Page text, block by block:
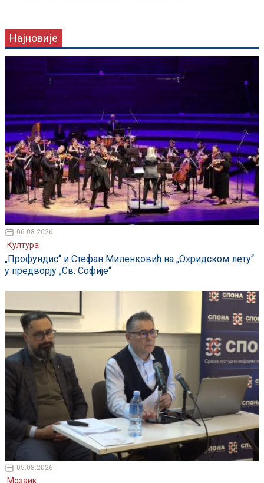
Најновије
06.08.2026
Култура
„Профундис“ и Стефан Миленковић на „Охридском лету“
у предворју „Св. Софије“
05.08.2026
Мозаик